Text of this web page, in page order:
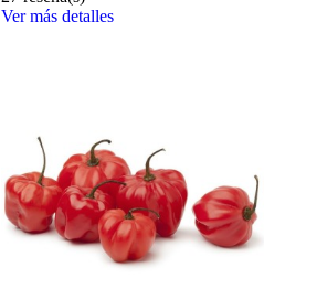
Ver más detalles